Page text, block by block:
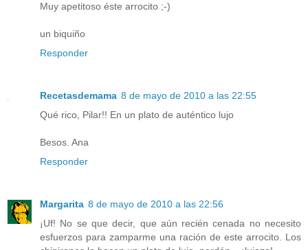
Muy apetitoso éste arrocito ;-)
un biquiño
Responder
Recetasdemama 8 de mayo de 2010 a las 22:55
Qué rico, Pilar!! En un plato de auténtico lujo
Besos. Ana
Responder
Margarita 8 de mayo de 2010 a las 22:56
¡Uf! No se que decir, que aún recién cenada no necesito
esfuerzos para zamparme una ración de este arrocito. Los